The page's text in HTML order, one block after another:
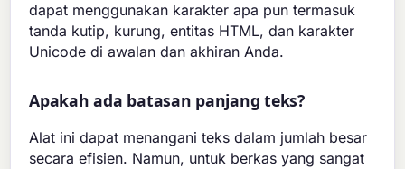
dapat menggunakan karakter apa pun termasuk
tanda kutip, kurung, entitas HTML, dan karakter
Unicode di awalan dan akhiran Anda.
Apakah ada batasan panjang teks?
Alat ini dapat menangani teks dalam jumlah besar
secara efisien. Namun, untuk berkas yang sangat